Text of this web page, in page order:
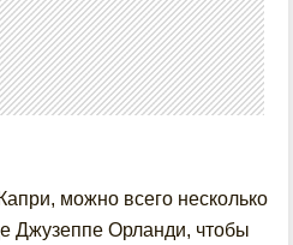
можно всего несколько
Джузеппе Орланди, чтобы